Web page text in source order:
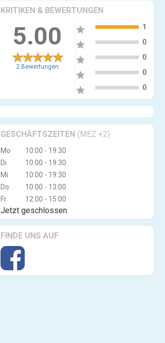
KRITIKEN & BEWERTUNGEN
5.00
2 Bewertungen
star 1
star 0
star 0
star 0
star 0
GESCHÄFTSZEITEN (MEZ +2)
Mo
10:00 - 19:30
Di
10:00 - 19:30
Mi
10:00 - 19:30
Do
10:00 - 13:00
Fr
12:00 - 15:00
Jetzt geschlossen
FINDE UNS AUF